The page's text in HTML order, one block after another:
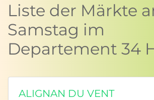
Liste der Märkte
Samstag im
Departement 34
ALIGNAN DU VENT